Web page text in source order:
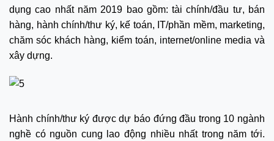
dụng cao nhất năm 2019 bao gồm: tài chính/đầu tư, bán
hàng, hành chính/thư ký, kế toán, IT/phần mềm, marketing,
chăm sóc khách hàng, kiểm toán, internet/online media và
xây dựng.
Hành chính/thư ký được dự báo đứng đầu trong 10 ngành
nghề có nguồn cung lao động nhiều nhất trong năm tới.